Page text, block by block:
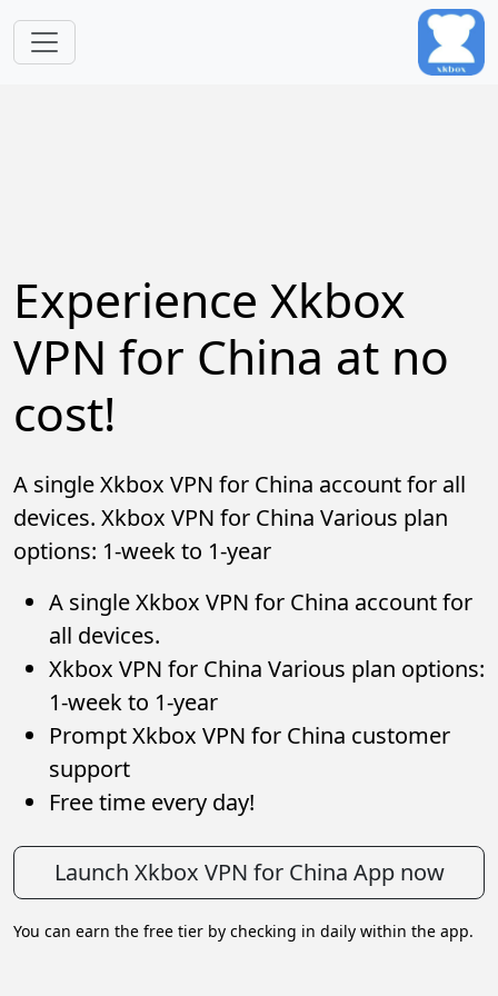
Experience Xkbox
VPN for China at no
cost!
A single Xkbox VPN for China account for all
devices. Xkbox VPN for China Various plan
options: 1-week to 1-year
A single Xkbox VPN for China account for
all devices.
Xkbox VPN for China Various plan options:
1-week to 1-year
Prompt Xkbox VPN for China customer
support
Free time every day!
Launch Xkbox VPN for China App now
You can earn the free tier by checking in daily within the app.